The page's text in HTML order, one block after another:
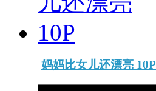
妈妈比女儿还漂亮 10P